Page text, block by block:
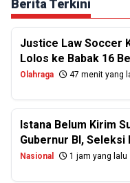
Berita Terkini
Justice Law Soccer
Lolos ke Babak 16
Olahraga 47 menit yang
Istana Belum Kirim
Gubernur BI, Seleksi
Nasional 1 jam yang lalu